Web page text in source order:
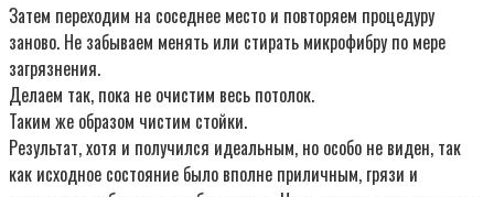
Затем переходим на соседнее место и повторяем процедуру
заново. Не забываем менять или стирать микрофибру по мере
загрязнения.
Делаем так, пока не очистим весь потолок.
Таким же образом чистим стойки.
Результат, хотя и получился идеальным, но особо не виден, так
как исходное состояние было вполне приличным, грязи и